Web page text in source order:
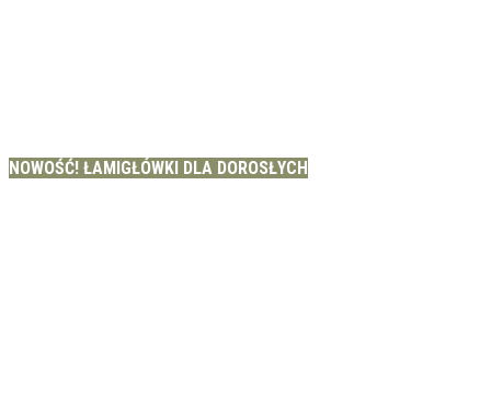
NOWOŚĆ! ŁAMIGŁÓWKI DLA DOROSŁYCH